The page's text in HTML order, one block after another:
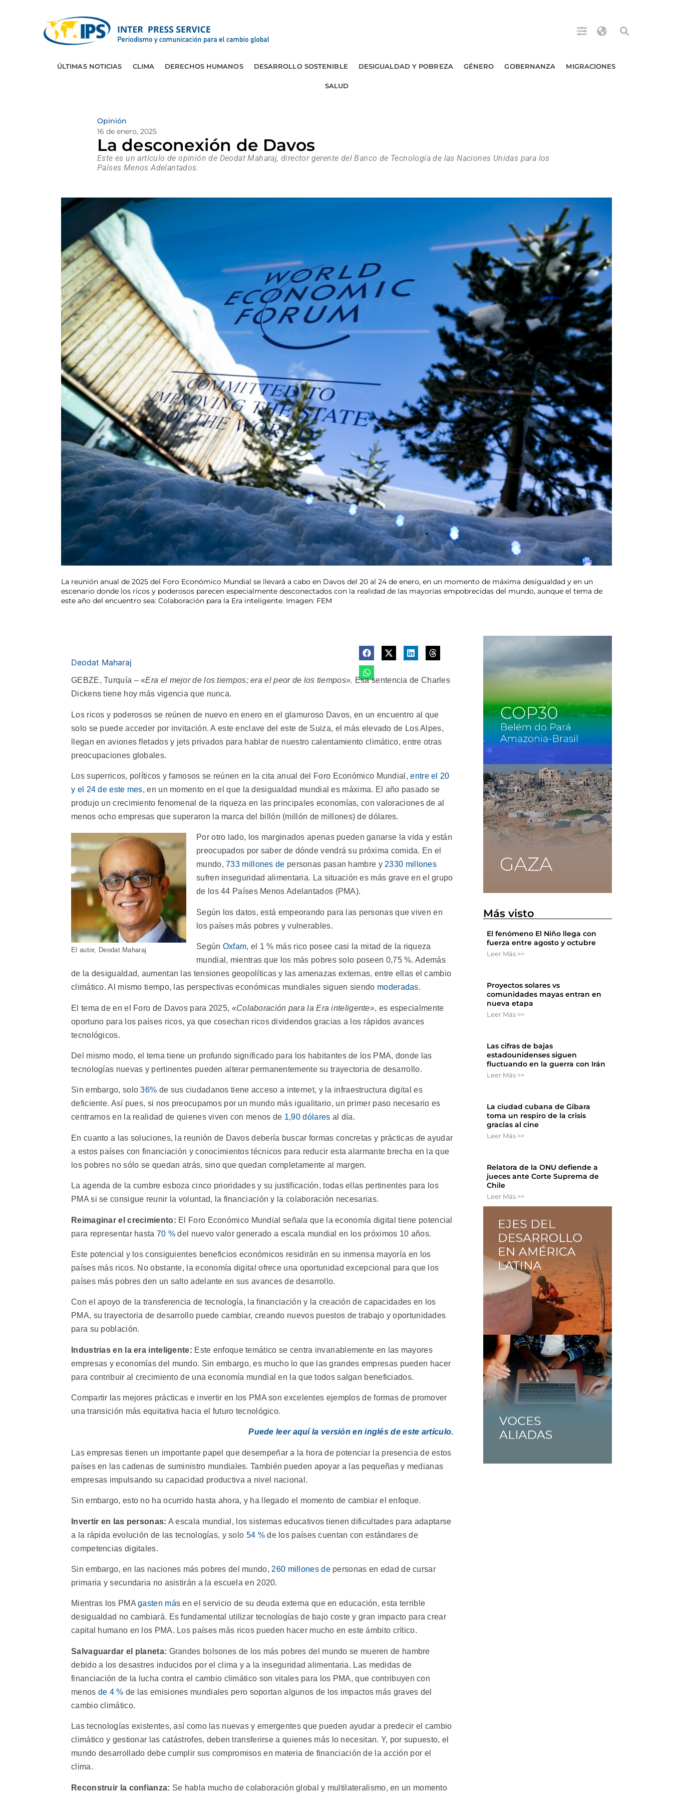
ÚLTIMAS NOTICIAS CLIMA DERECHOS HUMANOS DESARROLLO SOSTENIBLE DESIGUALDAD Y POBREZA GÉNERO GOBERNANZA MIGRACIONES
SALUD
Opinión
16 de enero, 2025
La desconexión de Davos
Este es un artículo de opinión de Deodat Maharaj, director gerente del Banco de Tecnología de las Naciones Unidas para los
Países Menos Adelantados.
La reunión anual de 2025 del Foro Económico Mundial se llevará a cabo en Davos del 20 al 24 de enero, en un momento de máxima desigualdad y en un
escenario donde los ricos y poderosos parecen especialmente desconectados con la realidad de las mayorías empobrecidas del mundo, aunque el tema de
este año del encuentro sea: Colaboración para la Era inteligente. Imagen: FEM
Deodat Maharaj
GEBZE, Turquía – «Era el mejor de los tiempos; era el peor de los tiempos». Esa sentencia de Charles
Dickens tiene hoy más vigencia que nunca.
Los ricos y poderosos se reúnen de nuevo en enero en el glamuroso Davos, en un encuentro al que
solo se puede acceder por invitación. A este enclave del este de Suiza, el más elevado de Los Alpes,
llegan en aviones fletados y jets privados para hablar de nuestro calentamiento climático, entre otras
preocupaciones globales.
Los superricos, políticos y famosos se reúnen en la cita anual del Foro Económico Mundial,entre el 20
y el 24 de este mes, en un momento en el que la desigualdad mundial es máxima. El año pasado se
produjo un crecimiento fenomenal de la riqueza en las principales economías, con valoraciones de al
menos ocho empresas que superaron la marca del billón (millón de millones) de dólares.
El autor, Deodat Maharaj
Por otro lado, los marginados apenas pueden ganarse la vida y están
preocupados por saber de dónde vendrá su próxima comida. En el
mundo,733 millones de personas pasan hambre y 2330 millones
sufren inseguridad alimentaria. La situación es más grave en el grupo
de los 44 Países Menos Adelantados (PMA).
Según los datos, está empeorando para las personas que viven en
los países más pobres y vulnerables.
Según Oxfam, el 1 % más rico posee casi la mitad de la riqueza
mundial, mientras que los más pobres solo poseen 0,75 %. Además
de la desigualdad, aumentan las tensiones geopolíticas y las amenazas externas, entre ellas el cambio
climático. Al mismo tiempo, las perspectivas económicas mundiales siguen siendo moderadas.
El tema de en el Foro de Davos para 2025, «Colaboración para la Era inteligente», es especialmente
oportuno para los países ricos, ya que cosechan ricos dividendos gracias a los rápidos avances
tecnológicos.
Del mismo modo, el tema tiene un profundo significado para los habitantes de los PMA, donde las
tecnologías nuevas y pertinentes pueden alterar permanentemente su trayectoria de desarrollo.
Sin embargo, solo36% de sus ciudadanos tiene acceso a internet, y la infraestructura digital es
deficiente. Así pues, si nos preocupamos por un mundo más igualitario, un primer paso necesario es
centrarnos en la realidad de quienes viven con menos de 1,90 dólares al día.
En cuanto a las soluciones, la reunión de Davos debería buscar formas concretas y prácticas de ayudar
a estos países con financiación y conocimientos técnicos para reducir esta alarmante brecha en la que
los pobres no sólo se quedan atrás, sino que quedan completamente al margen.
La agenda de la cumbre esboza cinco prioridades y su justificación, todas ellas pertinentes para los
PMA si se consigue reunir la voluntad, la financiación y la colaboración necesarias.
Reimaginar el crecimiento: El Foro Económico Mundial señala que la economía digital tiene potencial
para representar hasta 70 % del nuevo valor generado a escala mundial en los próximos 10 años.
Este potencial y los consiguientes beneficios económicos residirán en su inmensa mayoría en los
países más ricos. No obstante, la economía digital ofrece una oportunidad excepcional para que los
países más pobres den un salto adelante en sus avances de desarrollo.
Con el apoyo de la transferencia de tecnología, la financiación y la creación de capacidades en los
PMA, su trayectoria de desarrollo puede cambiar, creando nuevos puestos de trabajo y oportunidades
para su población.
Industrias en la era inteligente: Este enfoque temático se centra invariablemente en las mayores
empresas y economías del mundo. Sin embargo, es mucho lo que las grandes empresas pueden hacer
para contribuir al crecimiento de una economía mundial en la que todos salgan beneficiados.
Compartir las mejores prácticas e invertir en los PMA son excelentes ejemplos de formas de promover
una transición más equitativa hacia el futuro tecnológico.
Puede leer aquí la versión en inglés de este artículo.
Las empresas tienen un importante papel que desempeñar a la hora de potenciar la presencia de estos
países en las cadenas de suministro mundiales. También pueden apoyar a las pequeñas y medianas
empresas impulsando su capacidad productiva a nivel nacional.
Sin embargo, esto no ha ocurrido hasta ahora, y ha llegado el momento de cambiar el enfoque.
Invertir en las personas: A escala mundial, los sistemas educativos tienen dificultades para adaptarse
a la rápida evolución de las tecnologías, y solo 54 %de los países cuentan con estándares de
competencias digitales.
Sin embargo, en las naciones más pobres del mundo, 260 millones depersonas en edad de cursar
primaria y secundaria no asistirán a la escuela en 2020.
Mientras los PMAgasten más en el servicio de su deuda externa que en educación, esta terrible
desigualdad no cambiará. Es fundamental utilizar tecnologías de bajo coste y gran impacto para crear
capital humano en los PMA. Los países más ricos pueden hacer mucho en este ámbito crítico.
Salvaguardar el planeta: Grandes bolsones de los más pobres del mundo se mueren de hambre
debido a los desastres inducidos por el clima y a la inseguridad alimentaria. Las medidas de
financiación de la lucha contra el cambio climático son vitales para los PMA, que contribuyen con
menos de 4 % de las emisiones mundiales pero soportan algunos de los impactos más graves del
cambio climático.
Las tecnologías existentes, así como las nuevas y emergentes que pueden ayudar a predecir el cambio
climático y gestionar las catástrofes, deben transferirse a quienes más lo necesitan. Y, por supuesto, el
mundo desarrollado debe cumplir sus compromisos en materia de financiación de la acción por el
clima.
Reconstruir la confianza: Se habla mucho de colaboración global y multilateralismo, en un momento
Más visto
El fenómeno El Niño llega con
fuerza entre agosto y octubre
Leer Más >>
Proyectos solares vs
comunidades mayas entran en
nueva etapa
Leer Más >>
Las cifras de bajas
estadounidenses siguen
fluctuando en la guerra con Irán
Leer Más >>
La ciudad cubana de Gibara
toma un respiro de la crisis
gracias al cine
Leer Más >>
Relatora de la ONU defiende a
jueces ante Corte Suprema de
Chile
Leer Más >>